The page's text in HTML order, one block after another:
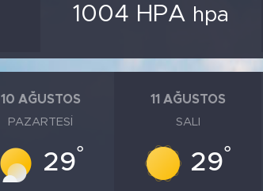
1004 HPA hpa
10 AĞUSTOS
PAZARTESI
29°
11 AĞUSTOS
SALI
29°